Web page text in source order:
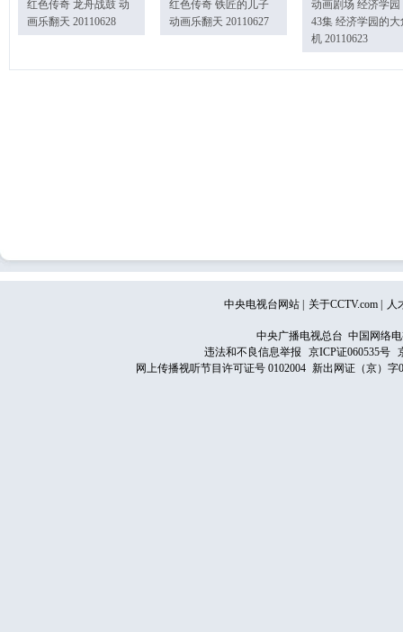
红色传奇 龙舟战鼓 动
画乐翻天 20110628
红色传奇 铁匠的儿子
动画乐翻天 20110627
动画剧场 经济学园
43集 经济学园的大
机 20110623
中央电视台网站 关于CCTV.com 人
中央广播电视总台 中国网络
违法和不良信息举报
京ICP证060535号
网上传播视听节目许可证号 0102004 新出网证（京）